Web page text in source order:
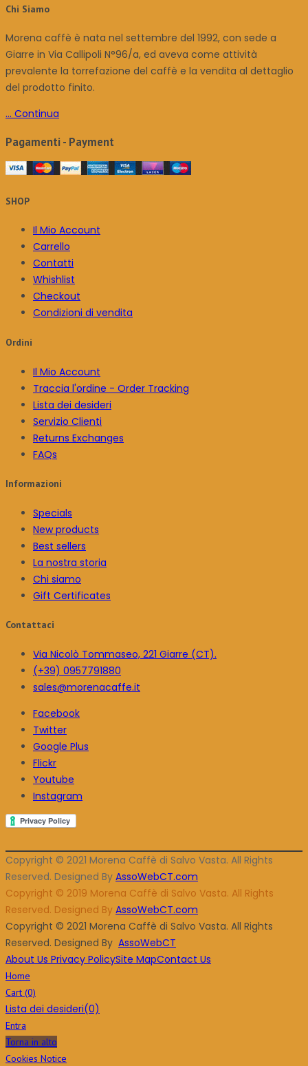
Chi Siamo
Morena caffè è nata nel settembre del 1992, con sede a
Giarre in Via Callipoli N°96/a, ed aveva come attività
prevalente la torrefazione del caffè e la vendita al dettaglio
del prodotto finito.
... Continua
Pagamenti - Payment
SHOP
Il Mio Account
Carrello
Contatti
Whishlist
Checkout
Condizioni di vendita
Ordini
Il Mio Account
Traccia l'ordine - Order Tracking
Lista dei desideri
Servizio Clienti
Returns Exchanges
FAQs
Informazioni
Specials
New products
Best sellers
La nostra storia
Chi siamo
Gift Certificates
Contattaci
Via Nicolò Tommaseo, 221 Giarre (CT).
(+39) 0957791880
sales@morenacaffe.it
Facebook
Twitter
Google Plus
Flickr
Youtube
Instagram
Copyright © 2021 Morena Caffè di Salvo Vasta. All Rights
Reserved. Designed By AssoWebCT.com
Copyright © 2019 Morena Caffè di Salvo Vasta. All Rights
Reserved. Designed By AssoWebCT.com
Copyright © 2021 Morena Caffè di Salvo Vasta. All Rights
Reserved. Designed By AssoWebCT
About Us Privacy PolicySite MapContact Us
Home
Cart (0)
Lista dei desideri(0)
Entra
Torna in alto
Cookies Notice